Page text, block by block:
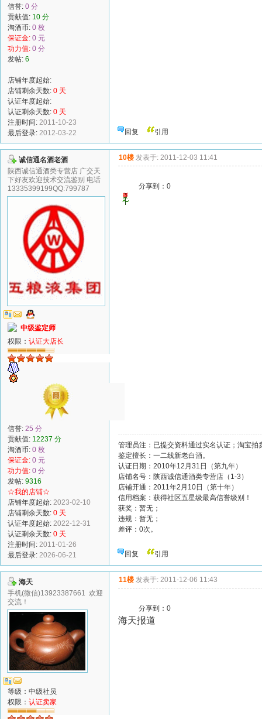
信誉: 0 分
贡献值: 10 分
淘酒币: 0 枚
保证金: 0 元
功力值: 0 分
发帖: 6
店铺年度起始:
店铺剩余天数: 0 天
认证年度起始:
认证剩余天数: 0 天
注册时间: 2011-10-23
最后登录: 2012-03-22 回复 引用
诚信通名酒老酒
陕西诚信通酒类专营店 广交天
下好友欢迎技术交流鉴别 电话
13335399199QQ:799787
中级鉴定师
权限： 认证大店长
信誉: 25 分
贡献值: 12237 分
淘酒币: 0 枚
保证金: 0 元
功力值: 0 分
发帖: 9316
☆我的店铺☆
店铺年度起始: 2023-02-10
店铺剩余天数: 0 天
认证年度起始: 2022-12-31
认证剩余天数: 0 天
注册时间: 2011-01-26
最后登录: 2026-06-21
10楼 发表于: 2011-12-03 11:41
分享到： 0
管理员注：已提交资料通过实名认证；淘宝
鉴定擅长：一二线新老白酒。
认证日期：2010年12月31日（第九年）
店铺名号：陕西诚信通酒类专营店（1-3）
店铺开通：2011年2月10日（第十年）
信用档案：获得社区五星级最高信誉级别！
获奖：暂无；
违规：暂无；
差评：0次。
回复 引用
海天
手机(微信)13923387661 欢迎
交流！
等级：中级社员
权限： 认证卖家
11楼 发表于: 2011-12-06 11:43
分享到： 0
海天报道